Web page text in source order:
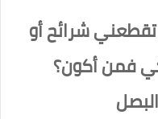
شرائح أو
فمن أكون؟